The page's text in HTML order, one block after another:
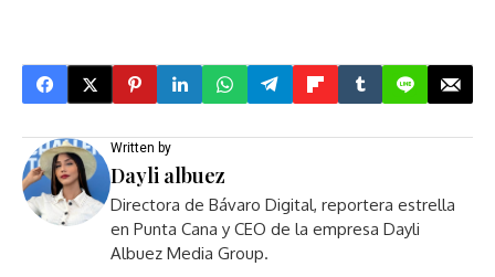
Written by
Dayli albuez
Directora de Bávaro Digital, reportera estrella
en Punta Cana y CEO de la empresa Dayli
Albuez Media Group.